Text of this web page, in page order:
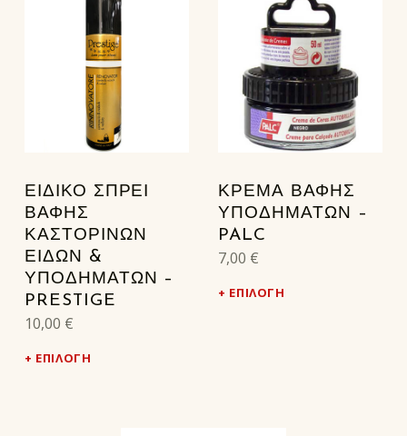
ΕΙΔΙΚΟ ΣΠΡΕΙ
ΒΑΦΗΣ
ΚΑΣΤΟΡΙΝΩΝ
ΕΙΔΩΝ &
ΥΠΟΔΗΜΑΤΩΝ –
PRESTIGE
10,00 €
ΕΠΙΛΟΓΉ
ΚΡΕΜΑ ΒΑΦΗΣ
ΥΠΟΔΗΜΑΤΩΝ –
PALC
7,00 €
ΕΠΙΛΟΓΉ